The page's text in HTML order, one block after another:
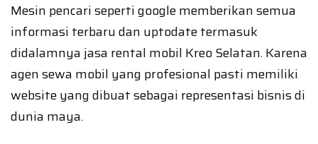
Mesin pencari seperti google memberikan semua
informasi terbaru dan uptodate termasuk
didalamnya jasa rental mobil Kreo Selatan. Karena
agen sewa mobil yang profesional pasti memiliki
website yang dibuat sebagai representasi bisnis di
dunia maya.